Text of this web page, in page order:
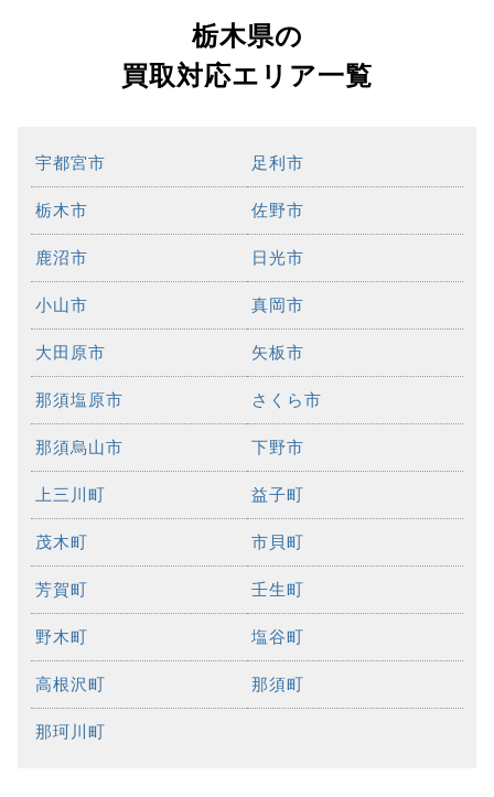
栃木県の
買取対応エリア一覧
宇都宮市 足利市
栃木市 佐野市
鹿沼市 日光市
小山市 真岡市
大田原市 矢板市
那須塩原市 さくら市
那須烏山市 下野市
上三川町 益子町
茂木町 市貝町
芳賀町 壬生町
野木町 塩谷町
高根沢町 那須町
那珂川町